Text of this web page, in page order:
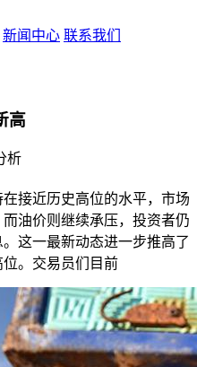
新闻中心 联系我们
高
析
接近历史高位的水平，市场
油价则继续承压，投资者仍
这一最新动态进一步推高了
。交易员们目前